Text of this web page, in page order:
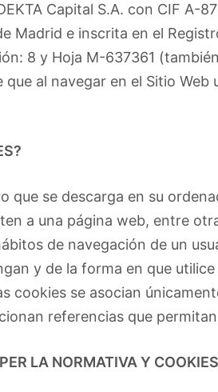
Capital S.A. con CIF A-
Madrid e inscrita en el
8 y Hoja M-637361
que al navegar en el Sitio
que se descarga en su
a una página web, entre
de navegación de un
y de la forma en que
cookies se asocian
referencias que
LA NORMATIVA Y